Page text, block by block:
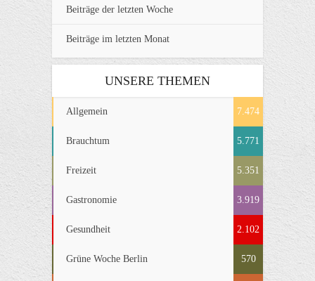
Beiträge der letzten Woche
Beiträge im letzten Monat
UNSERE THEMEN
Allgemein 7.474
Brauchtum 5.771
Freizeit 5.351
Gastronomie 3.919
Gesundheit 2.102
Grüne Woche Berlin 570